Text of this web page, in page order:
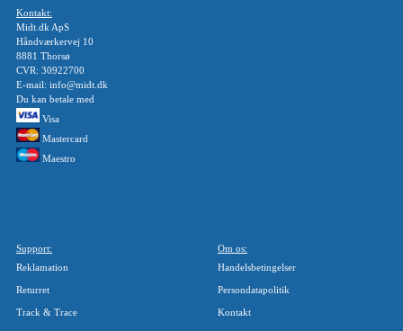
Kontakt:
Midt.dk ApS
Håndværkervej 10
8881 Thorsø
CVR: 30922700
E-mail: info@midt.dk
Du kan betale med
Visa
Mastercard
Maestro
Support:
Reklamation
Returret
Track & Trace
Om os:
Handelsbetingelser
Persondatapolitik
Kontakt